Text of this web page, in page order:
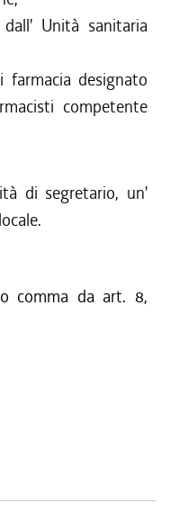
Unità sanitaria
designato
competente
di segretario, un'
comma da art. 8,